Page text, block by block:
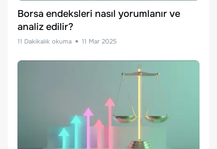
Borsa endeksleri nasıl yorumlanır ve
analiz edilir?
11 Dakikalık okuma 11 Mar 2025